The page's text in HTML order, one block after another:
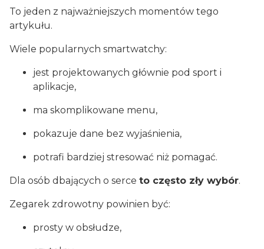
To jeden z najważniejszych momentów tego
artykułu.
Wiele popularnych smartwatchy:
jest projektowanych głównie pod sport i
aplikacje,
ma skomplikowane menu,
pokazuje dane bez wyjaśnienia,
potrafi bardziej stresować niż pomagać.
Dla osób dbających o serce to często zły wybór.
Zegarek zdrowotny powinien być:
prosty w obsłudze,